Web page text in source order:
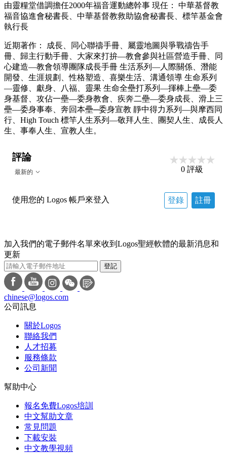
由靈糧堂借調擔任2000年福音運動總幹事 現任： 中華基督教
福音協進會秘書長、中華基督教救助協會秘書長、標竿基金會
執行長
近期著作： 成長、同心聯禱手冊、屬靈地圖與爭戰禱告手
冊、歸主行動手冊、大家來打拚—教會參與社區營造手冊、同
心建造—教會領導團隊成長手冊 生活系列—人際關係、潛能
開發、生涯規劃、性格塑造、喜樂生活、溝通領導 生命系列
—靈修、獻身、八福、靈果 生命全壘打系列—揮棒上壘―委
身基督、攻佔一壘―委身教會、疾奔二壘―委身成長、滑上三
壘―委身事奉、奔回本壘─委身宣教 靜中得力系列—與摩西同
行、High Touch 標竿人生系列—敬拜人生、團契人生、成長人
生、事奉人生、宣教人生。
評論
最新的 0 評級
使用您的 Logos 帳戶來登入 登錄 註冊
加入我們的電子郵件名單來收到Logos聖經軟體的最新消息和
更新
登記
chinese@logos.com
公司訊息
關於Logos
聯絡我們
人才招募
服務條款
公司新聞
幫助中心
報名免費Logos培訓
中文幫助文章
常見問題
下載安裝
中文教學視頻